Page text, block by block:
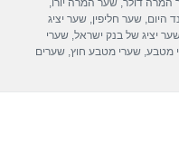
המרה דולר,שער המרה יורו,
היום,שער חליפין,שער יציג
יציג של בנק ישראל,שערי
מטבע,שערי מטבע חוץ,שערים